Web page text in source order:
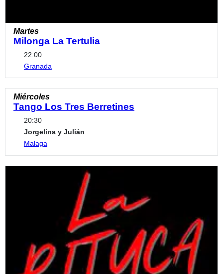
Martes
Milonga La Tertulia
22:00
Granada
Miércoles
Tango Los Tres Berretines
20:30
Jorgelina y Julián
Malaga